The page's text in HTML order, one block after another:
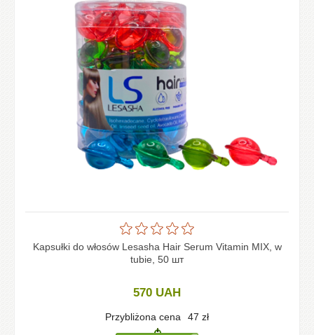
Kapsułki do włosów Lesasha Hair Serum Vitamin MIX, w
tubie, 50 шт
570 UAH
Przybliżona cena 47 zł